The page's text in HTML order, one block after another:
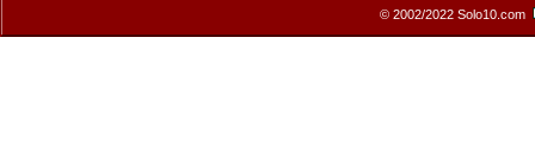
© 2002/2022 Solo10.com